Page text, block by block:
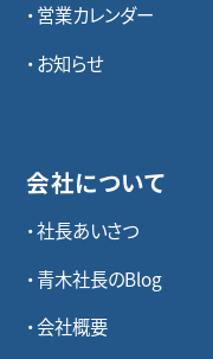
営業カレンダー
お知らせ
会社について
社長あいさつ
青木社長のBlog
会社概要